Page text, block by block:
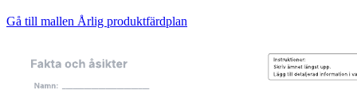
Gå till mallen Årlig produktfärdplan